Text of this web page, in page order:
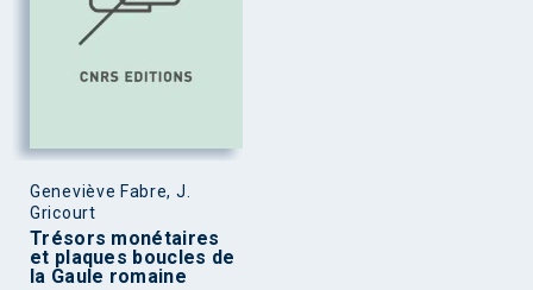
Geneviève Fabre, J.
Gricourt
Trésors monétaires
et plaques boucles de
la Gaule romaine